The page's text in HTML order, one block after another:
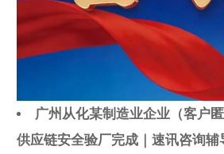
广州从化某制造业企业（客户
供应链安全验厂完成｜速讯咨询辅